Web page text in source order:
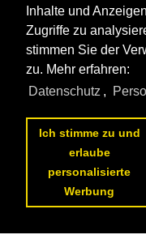
Inhalte und
Zugriffe zu
stimmen Sie der
zu. Mehr erfahren:
Datenschutz ,
Ich stimme zu und
erlaube
personalisierte
Werbung